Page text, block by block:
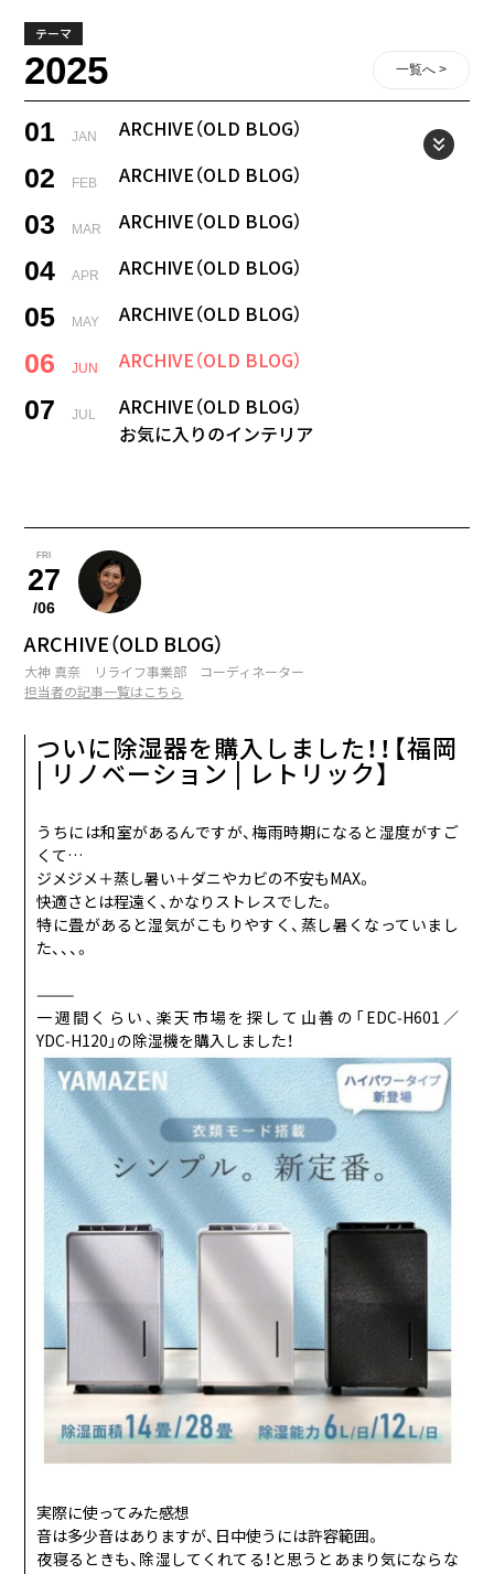
テーマ
2025 一覧へ >
01 JAN ARCHIVE（OLD BLOG）
02 FEB ARCHIVE（OLD BLOG）
03 MAR ARCHIVE（OLD BLOG）
04 APR ARCHIVE（OLD BLOG）
05 MAY ARCHIVE（OLD BLOG）
06 JUN ARCHIVE（OLD BLOG）
07 JUL
ARCHIVE（OLD BLOG）
お気に入りのインテリア
09 SEP
暮らしてみたい国
シェアしたいスマホアプリ
最後の晩餐
正解がわからないこと
11 NOV
鞄の中身
12 DEC
冬のおすすめアイテム
絶対に譲れないこと
FRI
27
/06
ARCHIVE（OLD BLOG）
大神 真奈 リライフ事業部 コーディネーター
担当者の記事一覧はこちら
ついに除湿器を購入しました！！【福岡
| リノベーション | レトリック】
うちには和室があるんですが、梅雨時期になると湿度がすご
くて…
ジメジメ＋蒸し暑い＋ダニやカビの不安もMAX。
快適さとは程遠く、かなりストレスでした。
特に畳があると湿気がこもりやすく、蒸し暑くなっていまし
た、、、。
⸻
一週間くらい、楽天市場を探して山善の「EDC‑H601／
YDC‑H120」の除湿機を購入しました！
実際に使ってみた感想
音は多少音はありますが、日中使うには許容範囲。
夜寝るときも、除湿してくれてる！と思うとあまり気にならな